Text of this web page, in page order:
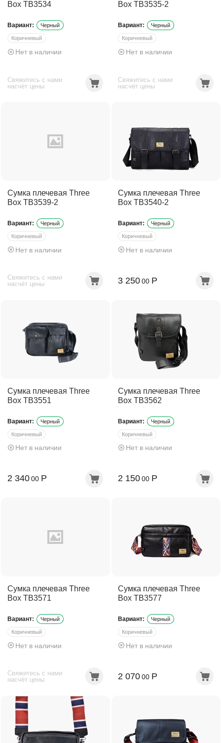
Box TB3534
Вариант: Черный
Коричневый
Темно-коричневый
Нет в наличии
Свяжитесь с нами
насчёт цены
Box TB3535-2
Вариант: Черный
Коричневый
Темно-коричневый
Нет в наличии
Свяжитесь с нами
насчёт цены
Сумка плечевая Three
Box TB3539-2
Вариант: Черный
Коричневый
Темно-коричневый
Нет в наличии
Свяжитесь с нами
насчёт цены
Сумка плечевая Three
Box TB3540-2
Вариант: Черный
Коричневый
Темно-коричневый
Нет в наличии
3 250 00 Р
Сумка плечевая Three
Box TB3551
Вариант: Черный
Коричневый
Темно-коричневый
Нет в наличии
2 340 00 Р
Сумка плечевая Three
Box TB3562
Вариант: Черный
Коричневый
Темно-коричневый
Нет в наличии
2 150 00 Р
Сумка плечевая Three
Box TB3571
Вариант: Черный
Коричневый
Темно-коричневый
Нет в наличии
Свяжитесь с нами
насчёт цены
Сумка плечевая Three
Box TB3577
Вариант: Черный
Коричневый
Темно-коричневый
Нет в наличии
2 070 00 Р